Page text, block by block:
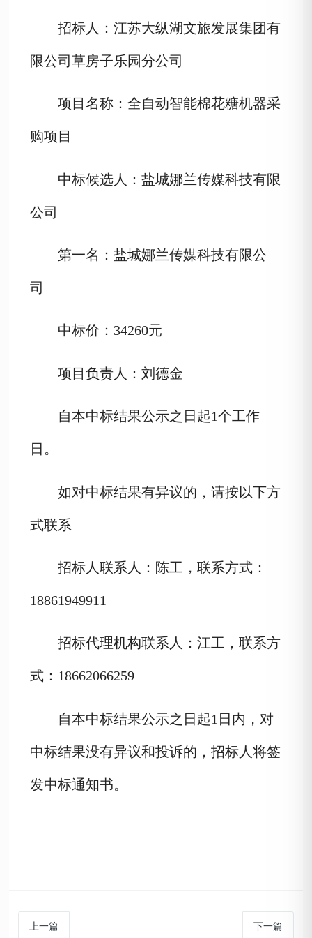
招标人：江苏大纵湖文旅发展集团有
限公司草房子乐园分公司
项目名称：全自动智能棉花糖机器采
购项目
中标候选人：盐城娜兰传媒科技有限
公司
第一名：盐城娜兰传媒科技有限公
司
中标价： 34260元
项目负责人：刘德金
自本中标结果公示之日起1个工作
日。
如对中标结果有异议的，请按以下方
式联系
招标人联系人： 陈工 ，联系方式：
18861949911
招标代理机构联系人：江工 ，联系方
式： 18662066259
自本中标结果公示之日起1 日内，对
中标结果没有异议和投诉的，招标人将签
发中标通知书。
上一篇 下一篇